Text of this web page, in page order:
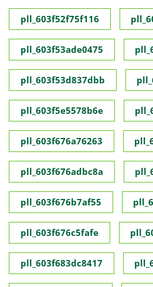
pll_603f52f75f116
pll_603f53ade0475
pll_603f53d837dbb
pll_603f5e5578b6e
pll_603f676a76263
pll_603f676adbc8a
pll_603f676b7af55
pll_603f676c5fafe
pll_603f683dc8417